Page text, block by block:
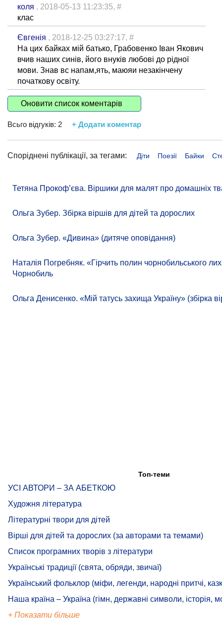
коля , 2018-05-13 11:23:35, #
клас
Євгенія , 2018-12-25 03:27:17, #
На цих байках мій батько, Грабовенко Іван Якович
вчив наших синів, його внуків любові до рідної
мови. Знав вс напам,ять, маюяи незакінчену
початкову освіту.
Оновити список коментарів
Всьго відгуків: 2 + Додати коментар
Споріднені публікації, за тегами: Діти Поезії Байки
Тетяна Прокоф’єва. Віршики для малят про домашніх
Ольга Зубер. Збірка віршів для дітей та дорослих
Ольга Зубер. «Дивина» (дитяче оповідання)
Наталія Погребняк. «Гірчить полин чорнобильського
Чорнобиль
Ольга Денисенко. «Мій татусь захища Україну» (збірка
Топ-теми
УСІ АВТОРИ – ЗА АБЕТКОЮ
Художня література
Літературні твори для дітей
Вірші для дітей та дорослих (за авторами та темами)
Список програмних творів з літератури
Українські традиції (свята, обряди, звичаї)
Український фольклор (міфи, легенди, народні притчі,
Наша країна – Україна (гімн, державні символи, історія,
+ Показати більше